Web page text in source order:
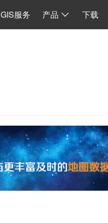
GIS服务 产品 下载
水经微图CAD
二维系统
离线 API 源码